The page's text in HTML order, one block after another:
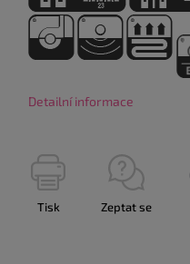
Detailní informace
Tisk Zeptat se